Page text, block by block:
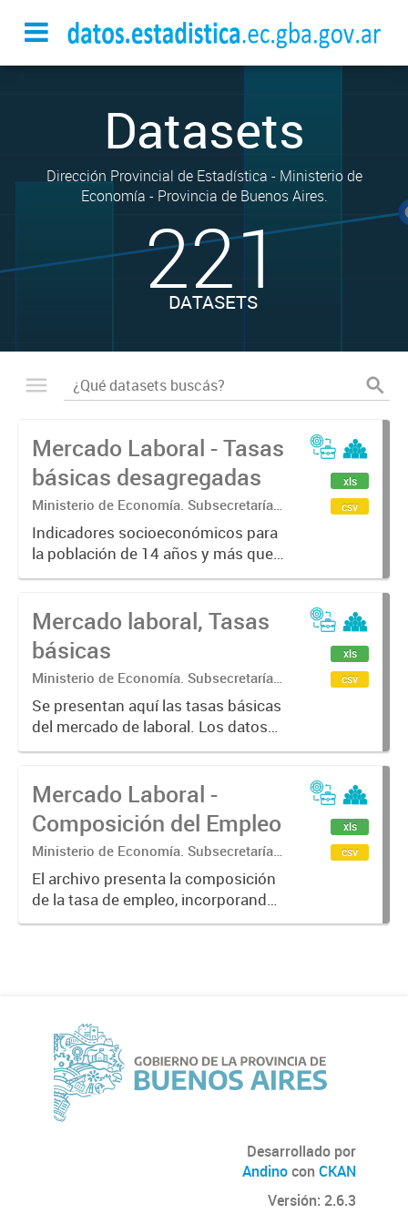
Datasets
Dirección Provincial de Estadística - Ministerio de
Economía - Provincia de Buenos Aires.
221
DATASETS
Mercado Laboral - Tasas
básicas desagregadas
Ministerio de Economía. Subsecretaría
de Coordinación Económica y
Estadística. Dirección Provincial de
Estadística.
Indicadores socioeconómicos para
la población de 14 años y más que
caracterizan la situación laboral de
básicos del mercado de trabajo
tales como tasas generales...
xls
csv
Mercado laboral, Tasas
básicas
Ministerio de Economía. Subsecretaría
de Coordinación Económica y
Estadística. Dirección Provincial de
Estadística.
Se presentan aquí las tasas básicas
del mercado de laboral. Los datos
fueron calculados en base a la
(EPH) para los 6 aglomerados
urbanos de la Provincia de
Buenos...
xls
csv
Mercado Laboral -
Composición del Empleo
Ministerio de Economía. Subsecretaría
de Coordinación Económica y
Estadística. Dirección Provincial de
Estadística.
El archivo presenta la composición
de la tasa de empleo, incorporando
información sobre las
xls
csv
Desarrollado por
Andinocon CKAN
Versión: 2.6.3